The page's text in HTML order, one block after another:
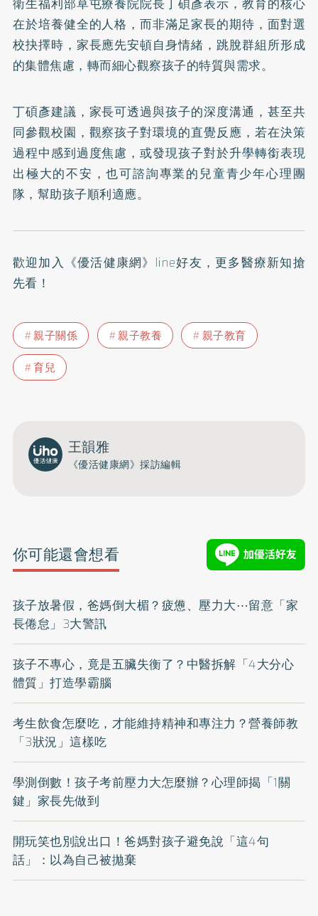
在於培養健全的人格，而非滿足家長的期待，面對選
校抉擇時，家長應先安頓自身情緒，跳脫群組所形成
的集體焦慮，轉而細心觀察孩子的特質與需求。
丁碩彥建議，家長可透過與孩子的深度溝通，甚至共
同參觀校園，觀察孩子對環境的直覺反應，若在決策
過程中感到過度焦慮，或發現孩子對於升學轉銜表現
出極大的不安，也可諮詢專業的兒童青少年心理團
隊，幫助孩子順利適應。
歡迎加入 《優活健康網》line好友 ，更多醫療新知搶
先看！
親子關係 親子教養
親子教育
育兒
王韻雅
《優活健康網》採訪編輯
你可能還會想看
孩子放暑假，爸媽倒大楣？疲憊、壓力大⋯留意「家
長倦怠」3大警訊
孩子不專心，竟是五臟失衡了？中醫拆解「4大分心
體質」打造學霸腦
考生飲食怎麼吃，才能維持精神和專注力？營養師教
「3狀況」這樣吃
學測倒數！孩子考前壓力大怎麼辦？心理師揭「1關
鍵」家長先做到
開玩笑也別說出口！爸媽對孩子避免說「這4句
話」：以為自己被拋棄